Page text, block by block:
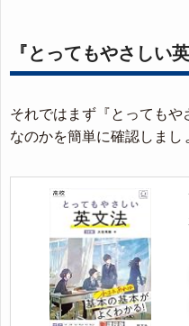
『とってもやさしい
それではまず『とっても
なのかを簡単に確認しまし